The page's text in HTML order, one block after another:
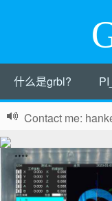
什么是grbl?
Contact me: